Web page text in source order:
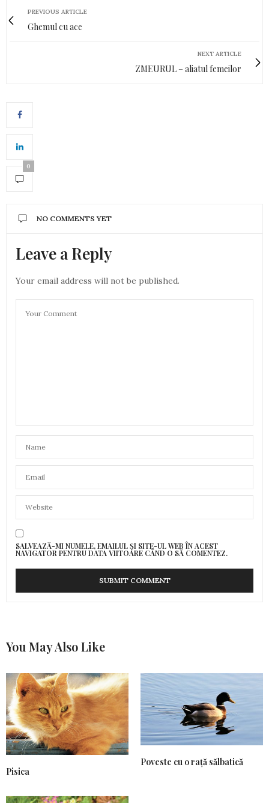
PREVIOUS ARTICLE
Ghemul cu ace
NEXT ARTICLE
ZMEURUL – aliatul femeilor
0
NO COMMENTS YET
Leave a Reply
Your email address will not be published.
SALVEAZĂ-MI NUMELE, EMAILUL ȘI SITE-UL WEB ÎN ACEST
NAVIGATOR PENTRU DATA VIITOARE CÂND O SĂ COMENTEZ.
You May Also Like
Pisica
Poveste cu o rață sălbatică